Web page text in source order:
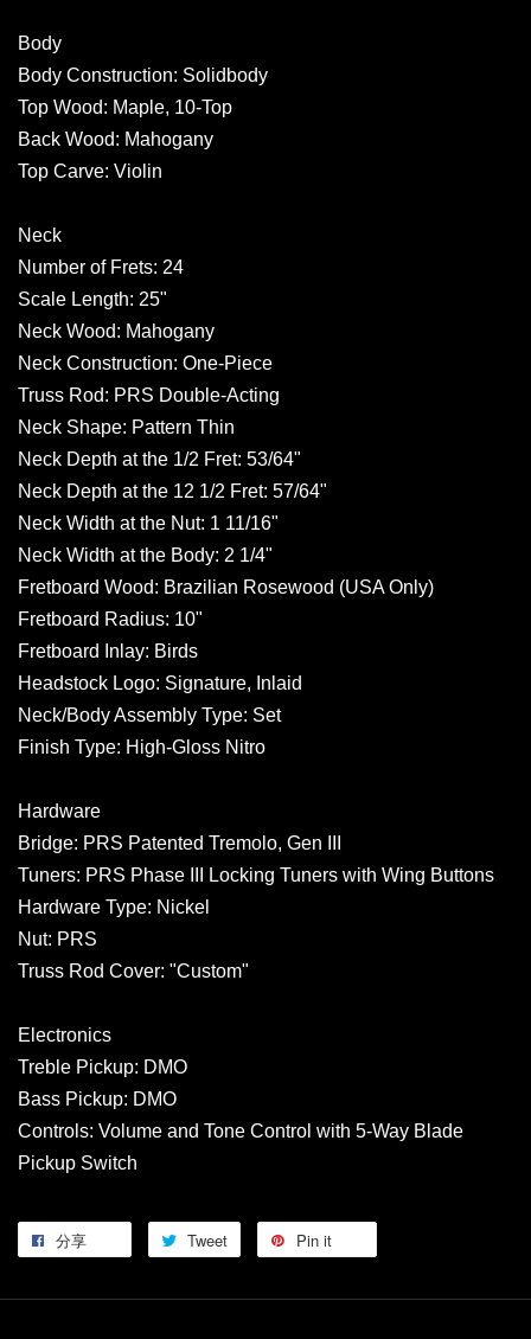
Body
Body Construction: Solidbody
Top Wood: Maple, 10-Top
Back Wood: Mahogany
Top Carve: Violin
Neck
Number of Frets: 24
Scale Length: 25"
Neck Wood: Mahogany
Neck Construction: One-Piece
Truss Rod: PRS Double-Acting
Neck Shape: Pattern Thin
Neck Depth at the 1/2 Fret: 53/64"
Neck Depth at the 12 1/2 Fret: 57/64"
Neck Width at the Nut: 1 11/16"
Neck Width at the Body: 2 1/4"
Fretboard Wood: Brazilian Rosewood (USA Only)
Fretboard Radius: 10"
Fretboard Inlay: Birds
Headstock Logo: Signature, Inlaid
Neck/Body Assembly Type: Set
Finish Type: High-Gloss Nitro
Hardware
Bridge: PRS Patented Tremolo, Gen III
Tuners: PRS Phase III Locking Tuners with Wing Buttons
Hardware Type: Nickel
Nut: PRS
Truss Rod Cover: "Custom"
Electronics
Treble Pickup: DMO
Bass Pickup: DMO
Controls: Volume and Tone Control with 5-Way Blade
Pickup Switch
分享 Tweet Pin it